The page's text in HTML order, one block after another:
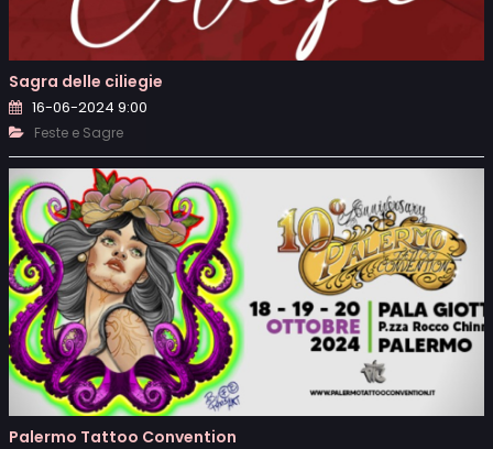
Sagra delle ciliegie
16-06-2024 9:00
Feste e Sagre
Palermo Tattoo Convention